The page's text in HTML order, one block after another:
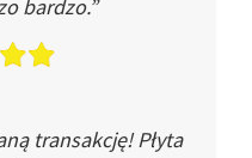
bardzo.”
transakcję! Płyta